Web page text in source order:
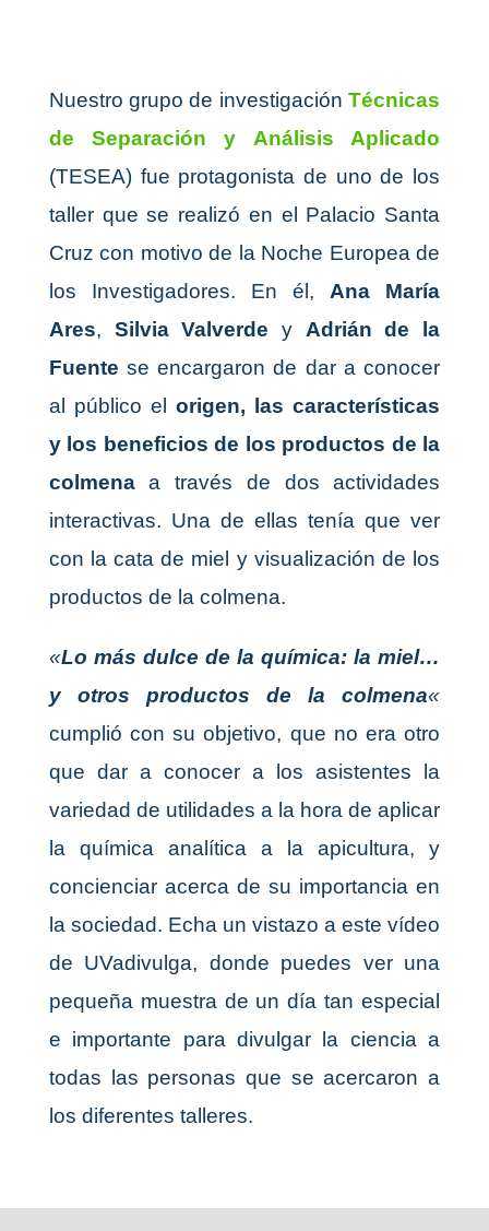
Nuestro grupo de investigaciónTécnicas
de Separación y Análisis Aplicado
(TESEA) fue protagonista de uno de los
taller que se realizó en el Palacio Santa
Cruz con motivo de la Noche Europea de
los Investigadores. En él, Ana María
Ares, Silvia Valverde y Adrián de la
Fuente se encargaron de dar a conocer
al público elorigen, las características
y los beneficios de los productos de la
colmenaa través de dos actividades
interactivas. Una de ellas tenía que ver
con la cata de miel y visualización de los
productos de la colmena.
«Lo más dulce de la química: la miel…
y otros productos de la colmena«
cumplió con su objetivo, que no era otro
que dar a conocer a los asistentes la
variedad de utilidades a la hora de aplicar
la química analítica a la apicultura, y
concienciar acerca de su importancia en
la sociedad. Echa un vistazo a este vídeo
de UVadivulga, donde puedes ver una
pequeña muestra de un día tan especial
e importante para divulgar la ciencia a
todas las personas que se acercaron a
los diferentes talleres.